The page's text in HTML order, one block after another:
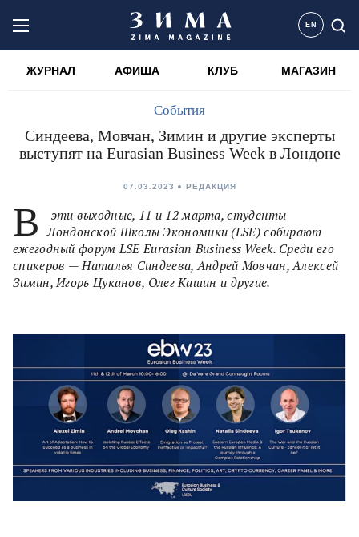
EN
ЖУРНАЛ АФИША КЛУБ МАГАЗИН
События
Синдеева, Мовчан, Зимин и другие эксперты
выступят на Eurasian Business Week в Лондоне
07.03.2023 РЕДАКЦИЯ
В
эти выходные, 11 и 12 марта, студенты
Лондонской Школы Экономики (LSE) собирают
ежегодный форум LSE Eurasian Business Week. Среди его
спикеров — Наталья Синдеева, Андрей Мовчан, Алексей
Зимин, Игорь Цуканов, Олег Кашин и другие.